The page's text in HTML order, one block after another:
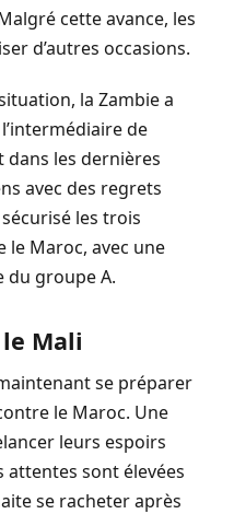
cette avance, les
d’autres occasions.
la Zambie a
de
dans les dernières
avec des regrets
les trois
le Maroc, avec une
du groupe A.
Mali
se préparer
le Maroc. Une
leurs espoirs
attentes sont élevées
se racheter après